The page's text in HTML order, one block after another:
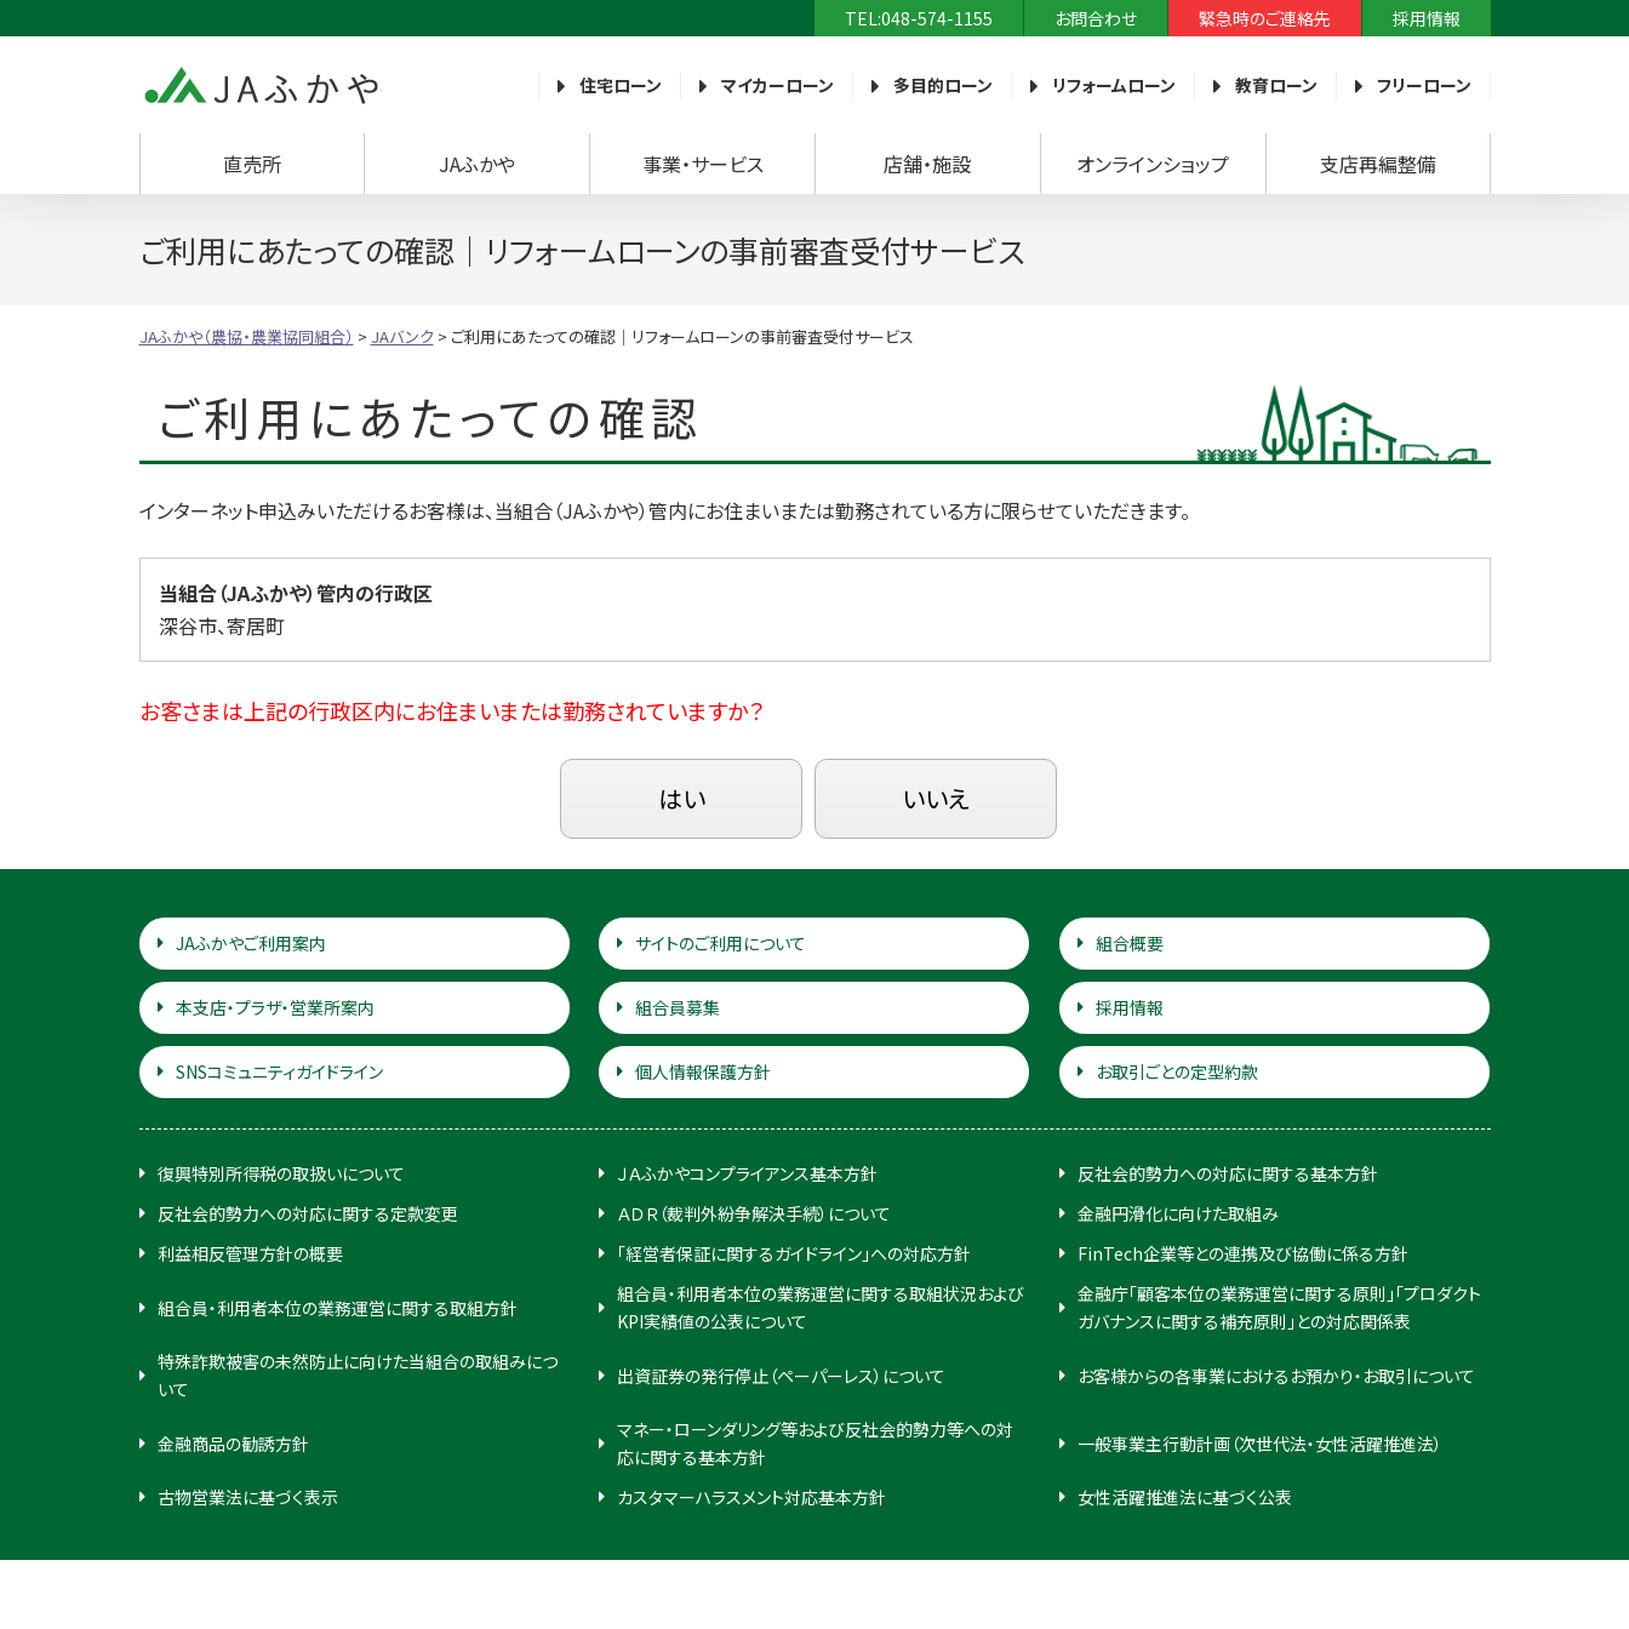
TEL:048-574-1155 お問合わせ 緊急時のご連絡先 採用情報
JAふかや（農協・農業協同組合）
住宅ローン マイカーローン 多目的ローン リフォームローン 教育ローン フリーローン
直売所 JAふかや 事業・サービス 店舗・施設 オンラインショップ 支店再編整備
ご利用にあたっての確認｜リフォームローンの事前審査受付サービス
JAふかや（農協・農業協同組合） > JAバンク> ご利用にあたっての確認｜リフォームローンの事前審査受付サービス
ご利用にあたっての確認
インターネット申込みいただけるお客様は、当組合（JAふかや）管内にお住まいまたは勤務されている方に限らせていただきます。
当組合（JAふかや）管内の行政区
深谷市、寄居町
お客さまは上記の行政区内にお住まいまたは勤務されていますか？
はい いいえ
JAふかやご利用案内 サイトのご利用について 組合概要
本支店・プラザ・営業所案内 組合員募集 採用情報
SNSコミュニティガイドライン 個人情報保護方針 お取引ごとの定型約款
復興特別所得税の取扱いについて ＪＡふかやコンプライアンス基本方針
反社会的勢力への対応に関する基本方針
反社会的勢力への対応に関する定款変更
ＡＤＲ（裁判外紛争解決手続）について
金融円滑化に向けた取組み
利益相反管理方針の概要
「経営者保証に関するガイドライン」への対応方針 FinTech企業等との連携及び協働に係る方針
組合員・利用者本位の業務運営に関する取組方針
組合員・利用者本位の業務運営に関する取組状況および
KPI実績値の公表について
金融庁「顧客本位の業務運営に関する原則」「プロダクト
ガバナンスに関する補充原則」との対応関係表
特殊詐欺被害の未然防止に向けた当組合の取組みにつ
いて
出資証券の発行停止（ペーパーレス）について お客様からの各事業におけるお預かり・お取引について
金融商品の勧誘方針
マネー・ローンダリング等および反社会的勢力等への対
応に関する基本方針
一般事業主行動計画（次世代法・女性活躍推進法）
古物営業法に基づく表示 カスタマーハラスメント対応基本方針 女性活躍推進法に基づく公表